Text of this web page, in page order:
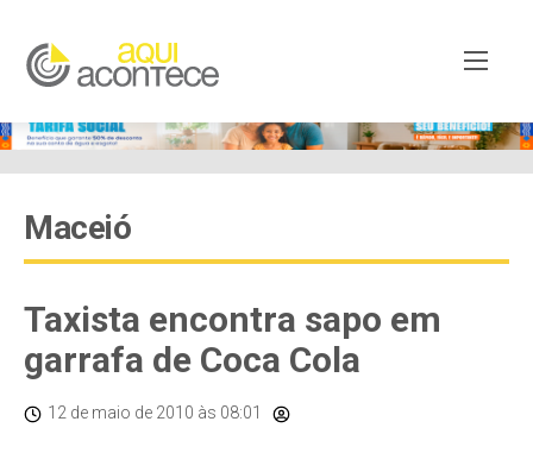
Maceió
Taxista encontra sapo em
garrafa de Coca Cola
12 de maio de 2010 às 08:01